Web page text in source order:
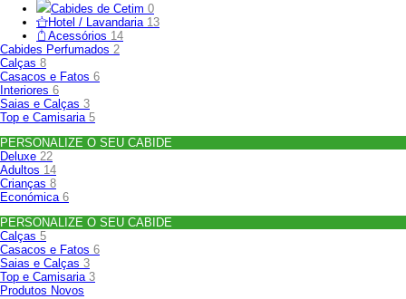
Cabides de Cetim 0
Hotel / Lavandaria 13
Acessórios 14
Cabides Perfumados 2
Calças 8
Casacos e Fatos 6
Interiores 6
Saias e Calças 3
Top e Camisaria 5
PERSONALIZE O SEU CABIDE
Deluxe 22
Adultos 14
Crianças 8
Económica 6
PERSONALIZE O SEU CABIDE
Calças 5
Casacos e Fatos 6
Saias e Calças 3
Top e Camisaria 3
Produtos Novos